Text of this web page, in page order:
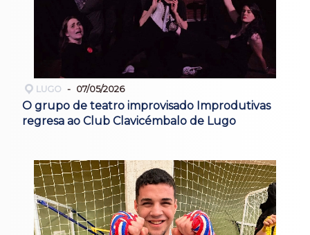
LUGO 07/05/2026
O grupo de teatro improvisado Improdutivas
regresa ao Club Clavicémbalo de Lugo